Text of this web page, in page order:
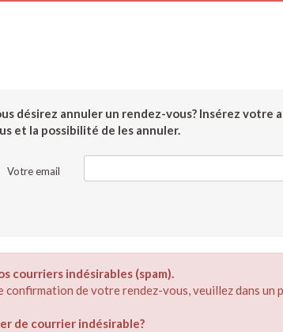
désirez annuler un rendez-vous? Insérez votre
et la possibilité de les annuler.
Votre email
courriers indésirables (spam).
confirmation de votre rendez-vous, veuillez dans
de courrier indésirable?